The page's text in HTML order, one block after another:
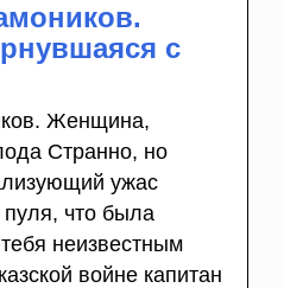
с
Женщина,
Странно, но
ужас
пуля, что была
неизвестным
войне капитан